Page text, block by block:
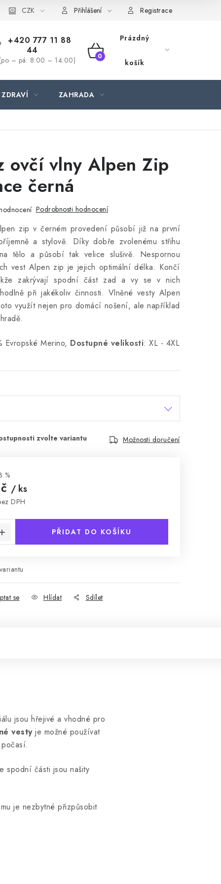
CZK Přihlášení Registrace
+420 777 11 88
44
(po – pá: 8:00 – 14:00)
NÁKUPNÍ
Prázdný
košík
ZAHRADA
ovčí vlny Alpen Zip
černá
Podrobnosti hodnocení
zip v černém provedení působí již na první
a stylově. Díky dobře zvolenému střihu
tělo a působí tak velice slušivě. Nespornou
vest Alpen zip je jejich optimální délka. Končí
zakrývají spodní část zad a vy se v nich
při jakékoliv činnosti. Vlněné vesty Alpen
využít nejen pro domácí nošení, ale například
Evropské Merino, Dostupné velikosti: XL - 4XL
Možnosti doručení
%
/ ks
DPH
PŘIDAT DO KOŠÍKU
se Hlídat Sdílet
jsou hřejivé a vhodné pro
vestyje možné používat
spodní části jsou našity
je nezbytné přizpůsobit